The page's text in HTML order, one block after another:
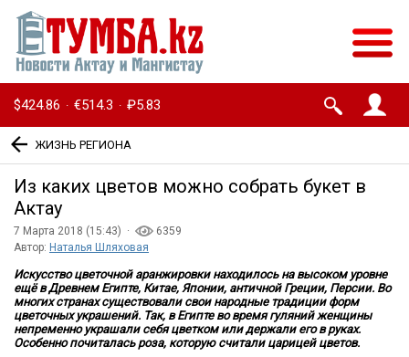
$424.86 · €514.3 · ₽5.83
ЖИЗНЬ РЕГИОНА
Из каких цветов можно собрать букет в
Актау
7 Марта 2018 (15:43) ·
6359
Автор: Наталья Шляховая
Искусство цветочной аранжировки находилось на высоком уровне
ещё в Древнем Египте, Китае, Японии, античной Греции, Персии. Во
многих странах существовали свои народные традиции форм
цветочных украшений. Так, в Египте во время гуляний женщины
непременно украшали себя цветком или держали его в руках.
Особенно почиталась роза, которую считали царицей цветов.